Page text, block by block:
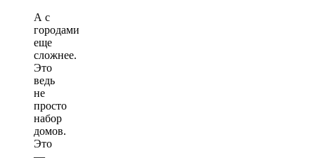
А с
городами
еще
сложнее.
Это
ведь
не
просто
набор
домов.
Это